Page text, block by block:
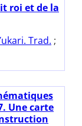
roi et de la
Trad. ;
Une carte